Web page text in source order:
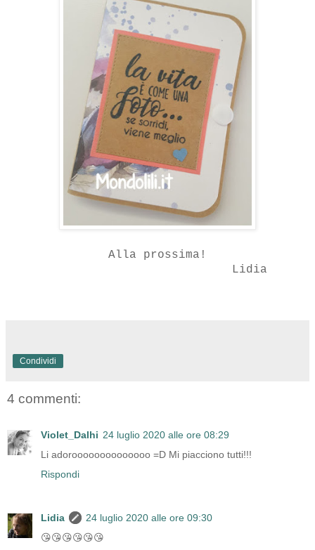
Alla prossima!
Lidia
Condividi
4 commenti:
Violet_Dalhi 24 luglio 2020 alle ore 08:29
Li adoroooooooooooooo =D Mi piacciono tutti!!!
Rispondi
Lidia
24 luglio 2020 alle ore 09:30
😘😘😘😘😘😘